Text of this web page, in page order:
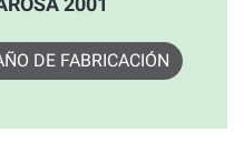
DE FABRICACIÓN